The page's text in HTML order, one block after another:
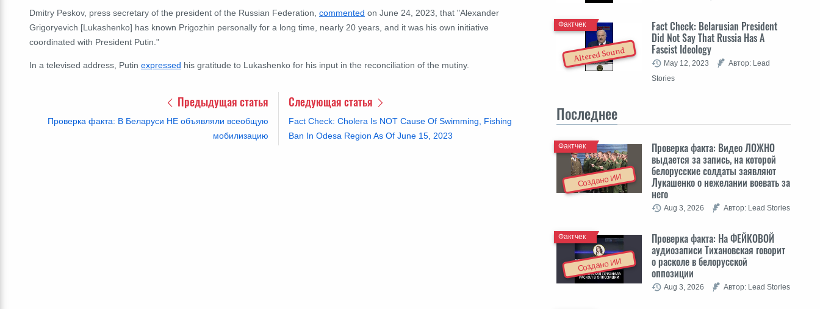
Dmitry Peskov, press secretary of the president of the Russian Federation, commented on June 24, 2023, that "Alexander
Grigoryevich [Lukashenko] has known Prigozhin personally for a long time, nearly 20 years, and it was his own initiative
coordinated with President Putin."
In a televised address, Putin expressed his gratitude to Lukashenko for his input in the reconciliation of the mutiny.
Предыдущая статья
Проверка факта: В Беларуси НЕ объявляли всеобщую
мобилизацию
Следующая статья
Fact Check: Cholera Is NOT Cause Of Swimming, Fishing
Ban In Odesa Region As Of June 15, 2023
Altered Sound
Fact Check: Belarusian President
Did Not Say That Russia Has A
Fascist Ideology
Фактчек
May 12, 2023
Автор: Lead
Stories
Последнее
Создано ИИ
Проверка факта: Видео ЛОЖНО
выдается за запись, на которой
белорусские солдаты заявляют
Лукашенко о нежелании воевать за
него
Фактчек
Aug 3, 2026 Автор: Lead Stories
Создано ИИ
Проверка факта: На ФЕЙКОВОЙ
аудиозаписи Тихановская говорит
о расколе в белорусской
оппозиции
Фактчек
Aug 3, 2026 Автор: Lead Stories